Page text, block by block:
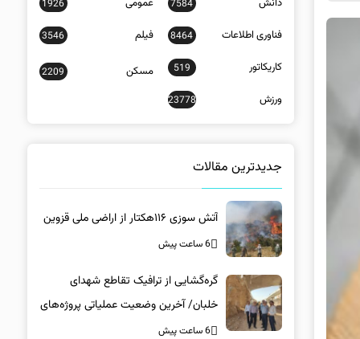
7584
1926
فناوری اطلاعات 8464 فیلم 3546
کاریکاتور 519 مسکن 2209
ورزش 23778
جدیدترین مقالات
آتش سوزی ۱۱۶هکتار از اراضی ملی قزوین
6 ساعت پیش
گره‌گشایی از ترافیک تقاطع شهدای
خلبان/ آخرین وضعیت عملیاتی پروژه‌های
زیرساختی در کرمان
6 ساعت پیش